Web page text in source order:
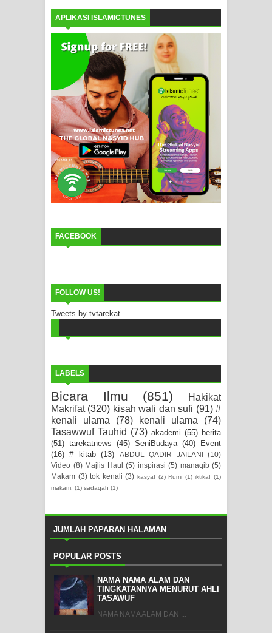
APLIKASI ISLAMICTUNES
FACEBOOK
FOLLOW US!
Tweets by tvtarekat
LABELS
Bicara Ilmu (851)
Hakikat
Makrifat (320) kisah wali dan sufi (91) #
kenali ulama
(78) kenali ulama
(74)
Tasawwuf Tauhid (73) akademi (55) berita
(51) tarekatnews (45) SeniBudaya (40)
Event
(16) # kitab (13) ABDUL QADIR JAILANI (10)
Video (8) Majlis Haul (5) inspirasi (5) manaqib (5)
Makam (3) tok kenali (3) kasyaf (2) Rumi (1) iktikaf (1)
makam. (1) sadaqah (1)
JUMLAH PAPARAN HALAMAN
POPULAR POSTS
NAMA NAMA ALAM DAN
TINGKATANNYA MENURUT AHLI
TASAWUF
NAMA NAMA ALAM DAN ...